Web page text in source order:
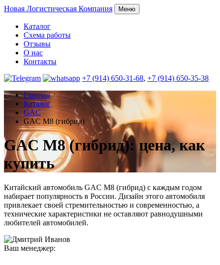
Новая Логистическая Компания Меню
Каталог
Схема работы
Отзывы
О нас
Контакты
+7 (914) 650-31-68, +7 (914) 650-35-38
Главная
Каталог
GAC
GAC M8 (гибрид)
GAC M8 (гибрид): цена, как
купить
Китайский автомобиль GAC M8 (гибрид) с каждым годом
набирает популярность в России. Дизайн этого автомобиля
привлекает своей стремительностью и современностью, а
технические характеристики не оставляют равнодушными
любителей автомобилей.
Ваш менеджер: